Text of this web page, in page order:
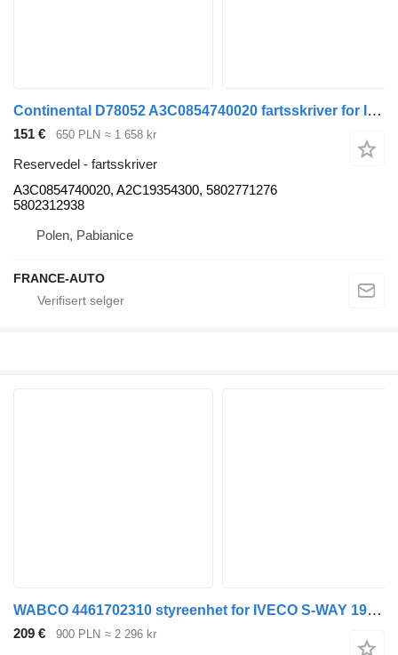
Continental D78052 A3C0854740020 fartsskriver for IVECO S-WAY 19- r. 11.1 trekkvogn
151 € 650 PLN ≈ 1 658 kr
Reservedel - fartsskriver
A3C0854740020, A2C19354300, 5802771276
5802312938
Polen, Pabianice
FRANCE-AUTO
WABCO 4461702310 styreenhet for IVECO S-WAY 19- r. 11.1 / STRALIS II 13- r. / TRAKKER II 12- r. trekkvogn
209 € 900 PLN ≈ 2 296 kr